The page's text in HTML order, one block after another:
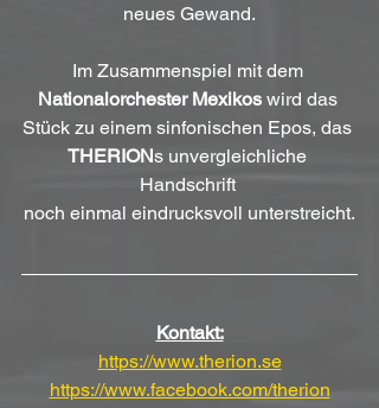
neues Gewand.
Im Zusammenspiel mit dem
Nationalorchester Mexikos wird das
Stück zu einem sinfonischen Epos, das
THERIONs unvergleichliche
Handschrift
noch einmal eindrucksvoll unterstreicht.
Kontakt:
https://www.therion.se
https://www.facebook.com/therion